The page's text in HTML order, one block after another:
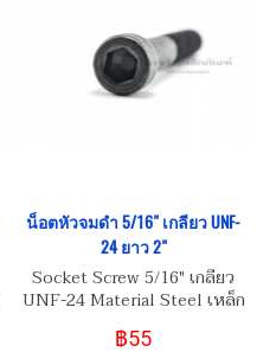
น็อตหัวจมดำ 5/16" เกลียว UNF-
24 ยาว 2"
Socket Screw 5/16" เกลียว
UNF-24 Material Steel เหล็ก
แข็งมาตรฐาน 8.8
฿55